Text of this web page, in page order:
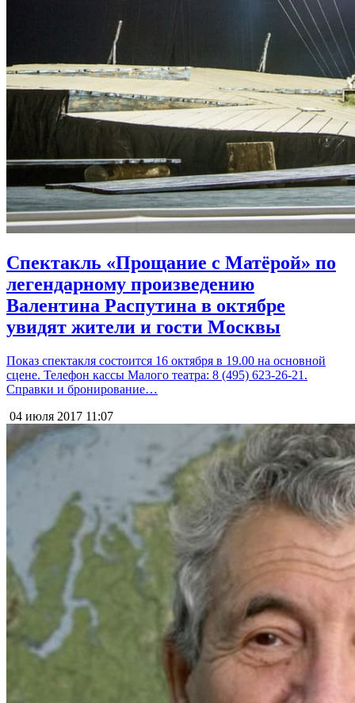
Спектакль «Прощание с Матёрой» по
легендарному произведению
Валентина Распутина в октябре
увидят жители и гости Москвы
Показ спектакля состоится 16 октября в 19.00 на основной
сцене. Телефон кассы Малого театра: 8 (495) 623-26-21.
Справки и бронирование…
04 июля 2017 11:07